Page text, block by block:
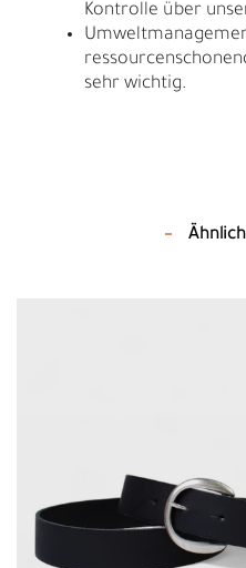
Kontrolle über
sehr wichtig.